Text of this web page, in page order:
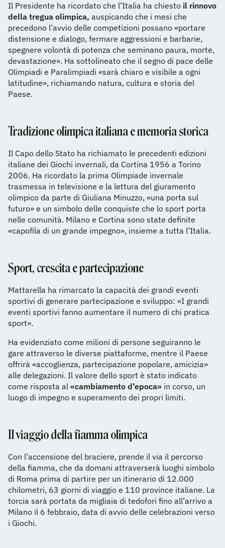
Il Presidente ha ricordato che l’Italia ha chiesto il rinnovo
della tregua olimpica, auspicando che i mesi che
precedono l’avvio delle competizioni possano «portare
distensione e dialogo, fermare aggressioni e barbarie,
spegnere volontà di potenza che seminano paura, morte,
devastazione». Ha sottolineato che il segno di pace delle
Olimpiadi e Paralimpiadi «sarà chiaro e visibile a ogni
latitudine», richiamando natura, cultura e storia del
Paese.
Tradizione olimpica italiana e memoria storica
Il Capo dello Stato ha richiamato le precedenti edizioni
italiane dei Giochi invernali, da Cortina 1956 a Torino
2006. Ha ricordato la prima Olimpiade invernale
trasmessa in televisione e la lettura del giuramento
olimpico da parte di Giuliana Minuzzo, «una porta sul
futuro» e un simbolo delle conquiste che lo sport porta
nelle comunità. Milano e Cortina sono state definite
«capofila di un grande impegno», insieme a tutta l’Italia.
Sport, crescita e partecipazione
Mattarella ha rimarcato la capacità dei grandi eventi
sportivi di generare partecipazione e sviluppo: «I grandi
eventi sportivi fanno aumentare il numero di chi pratica
sport».
Ha evidenziato come milioni di persone seguiranno le
gare attraverso le diverse piattaforme, mentre il Paese
offrirà «accoglienza, partecipazione popolare, amicizia»
alle delegazioni. Il valore dello sport è stato indicato
come risposta al «cambiamento d’epoca» in corso, un
luogo di impegno e superamento dei propri limiti.
Il viaggio della fiamma olimpica
Con l’accensione del braciere, prende il via il percorso
della fiamma, che da domani attraverserà luoghi simbolo
di Roma prima di partire per un itinerario di 12.000
chilometri, 63 giorni di viaggio e 110 province italiane. La
torcia sarà portata da migliaia di tedofori fino all’arrivo a
Milano il 6 febbraio, data di avvio delle celebrazioni verso
i Giochi.